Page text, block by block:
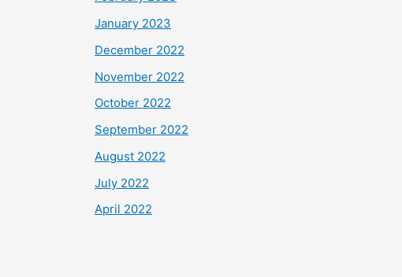
January 2023
December 2022
November 2022
October 2022
September 2022
August 2022
July 2022
April 2022